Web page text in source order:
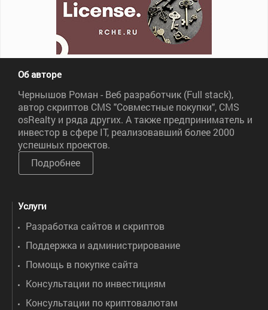
Об авторе
Чернышов Роман - Веб разработчик (Full stack),
автор скриптов CMS "Совместные покупки", CMS
osRealty и ряда других. А также предприниматель и
инвестор в сфере IT, реализовавший более 2000
успешных проектов.
Подробнее
Услуги
Разработка сайтов и скриптов
Поддержка и администрирование
Помощь в покупке сайта
Консультации по инвестициям
Консультации по криптовалютам